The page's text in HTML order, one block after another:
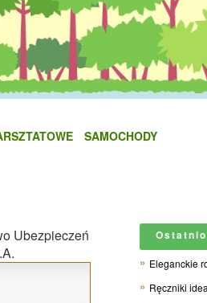
SAMOCHODY
Ubezpieczeń
Eleganckie
Ręczniki